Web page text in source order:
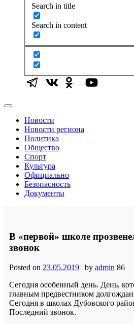
Search in title
Search in content
Новости
Новости региона
Политика
Общество
Спорт
Культура
Официально
Безопасность
Документы
В «первой» школе
звонок
Posted on 23.05.2019 | by admin 86
Сегодня особенный день. День,
главным предвестником
Сегодня в школах Дубовского
Последний звонок.